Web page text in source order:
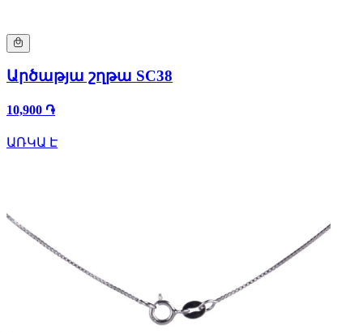
Արծաթյա շղթա SC38
10,900 ֏
ԱՌԿԱ Է